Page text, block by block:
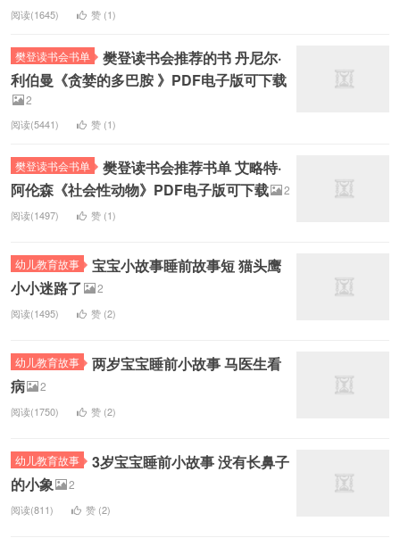
阅读(1645) 赞 (1)
樊登读书会书单
樊登读书会推荐的书 丹尼尔·
利伯曼《贪婪的多巴胺 》PDF电子版可下载
2
阅读(5441) 赞 (1)
樊登读书会书单
樊登读书会推荐书单 艾略特·
阿伦森《社会性动物》PDF电子版可下载
2
阅读(1497) 赞 (1)
幼儿教育故事
宝宝小故事睡前故事短 猫头鹰
小小迷路了
2
阅读(1495) 赞 (2)
幼儿教育故事
两岁宝宝睡前小故事 马医生看
病
2
阅读(1750) 赞 (2)
幼儿教育故事
3岁宝宝睡前小故事 没有长鼻子
的小象
2
阅读(811) 赞 (2)